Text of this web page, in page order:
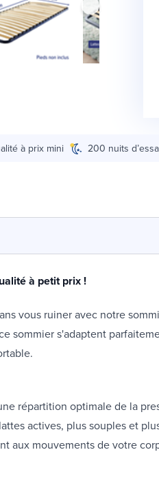
à prix mini 200 nuits
à petit prix !
vous ruiner avec notre
sommier s'adaptent
répartition optimale de la
actives, plus souples et
aux mouvements de votre